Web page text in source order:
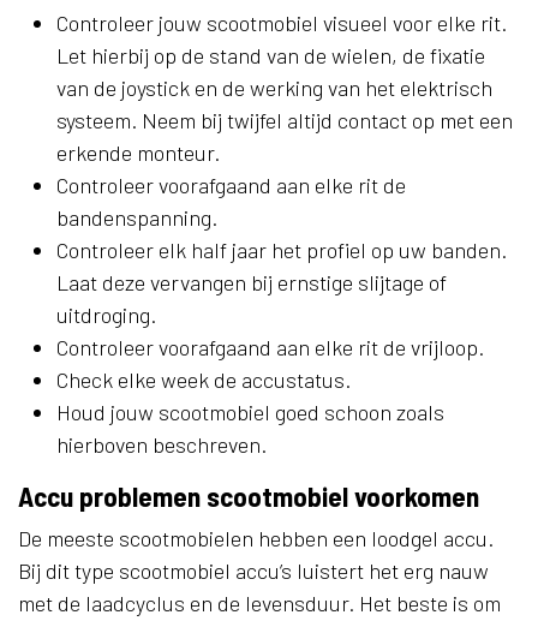
Controleer jouw scootmobiel visueel voor elke rit.
Let hierbij op de stand van de wielen, de fixatie
van de joystick en de werking van het elektrisch
systeem. Neem bij twijfel altijd contact op met een
erkende monteur.
Controleer voorafgaand aan elke rit de
bandenspanning.
Controleer elk half jaar het profiel op uw banden.
Laat deze vervangen bij ernstige slijtage of
uitdroging.
Controleer voorafgaand aan elke rit de vrijloop.
Check elke week de accustatus.
Houd jouw scootmobiel goed schoon zoals
hierboven beschreven.
Accu problemen scootmobiel voorkomen
De meeste scootmobielen hebben een loodgel accu.
Bij dit type scootmobiel accu’s luistert het erg nauw
met de laadcyclus en de levensduur. Het beste is om